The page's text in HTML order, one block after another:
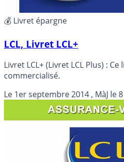
💰 Livret épargne
LCL, Livret LCL+
Livret LCL+ (Livret LCL Plus) :
commercialisé.
Le 1er septembre 2014 , MàJ le